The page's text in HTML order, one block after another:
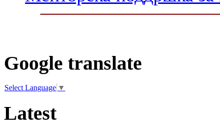
Google translate
Select Language ▼
Latest